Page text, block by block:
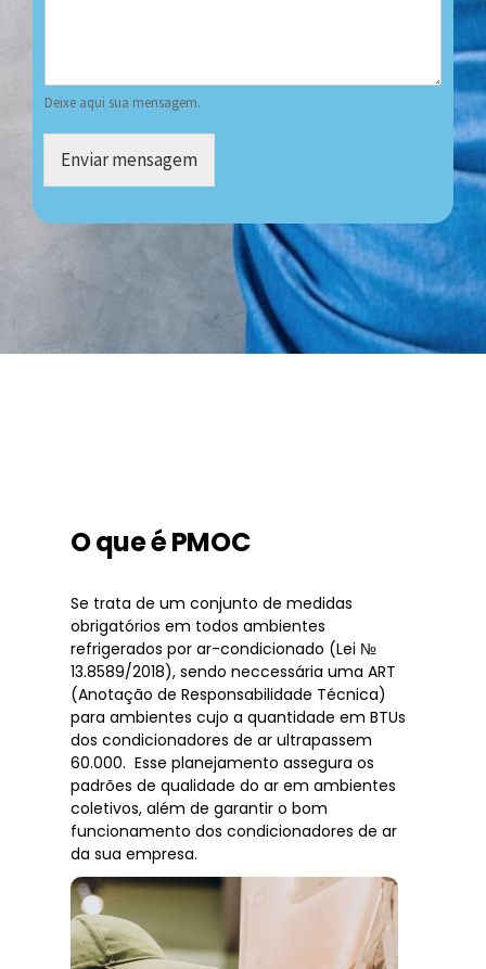
Deixe aqui sua mensagem.
Enviar mensagem
O que é PMOC
Se trata de um conjunto de medidas
obrigatórios em todos ambientes
refrigerados por ar-condicionado (Lei №
13.8589/2018), sendo neccessária uma ART
(Anotação de Responsabilidade Técnica)
para ambientes cujo a quantidade em BTUs
dos condicionadores de ar ultrapassem
60.000. Esse planejamento assegura os
padrões de qualidade do ar em ambientes
coletivos, além de garantir o bom
funcionamento dos condicionadores de ar
da sua empresa.